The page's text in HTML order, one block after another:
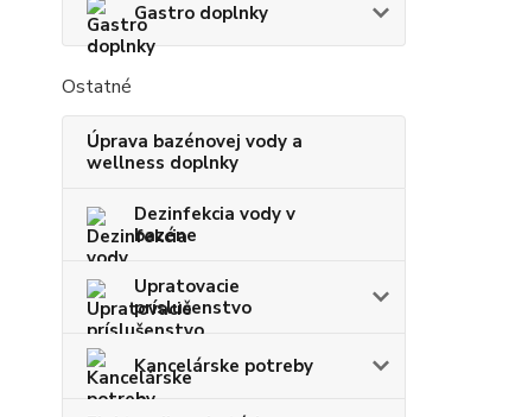
Gastro doplnky
Ostatné
Úprava bazénovej vody a
wellness doplnky
Dezinfekcia vody v
bazéne
Upratovacie
príslušenstvo
Kancelárske potreby